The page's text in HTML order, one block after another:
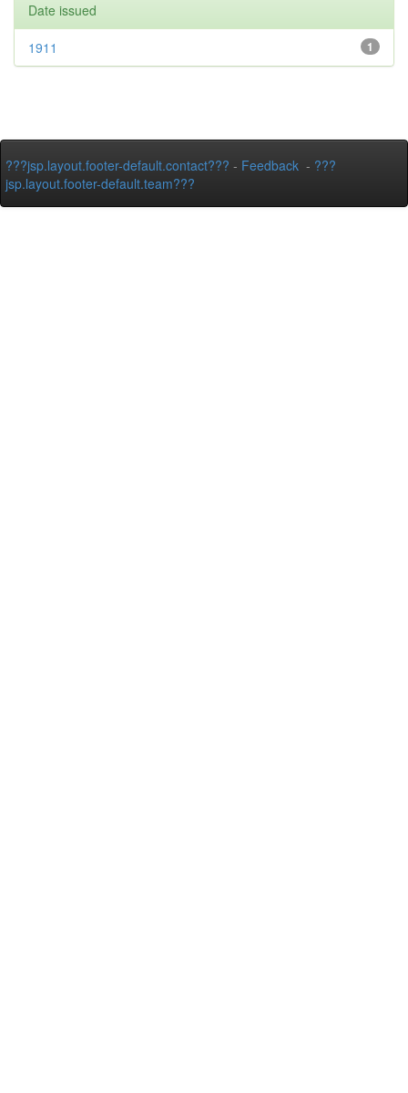
Date issued
1
1911
???jsp.layout.footer-default.contact??? - Feedback - ???
jsp.layout.footer-default.team???